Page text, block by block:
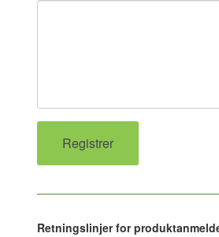
Retningslinjer for